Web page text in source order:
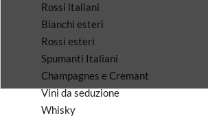
Rossi italiani
Bianchi esteri
Rossi esteri
Spumanti Italiani
Champagnes e Cremant
Vini da seduzione
Whisky